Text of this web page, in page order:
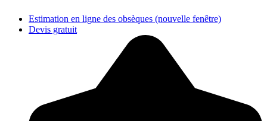
Estimation en ligne des obsèques (nouvelle fenêtre)
Devis gratuit